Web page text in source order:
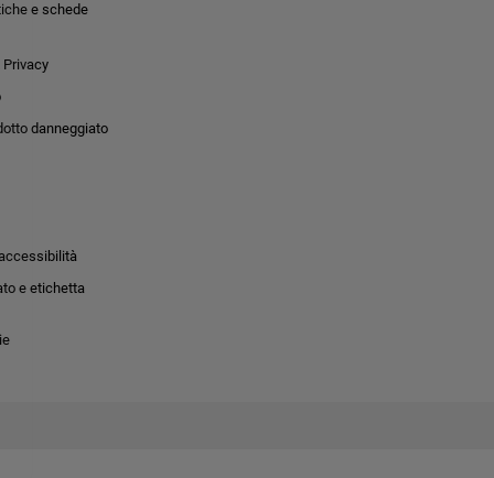
e schede
danneggiato
e etichetta